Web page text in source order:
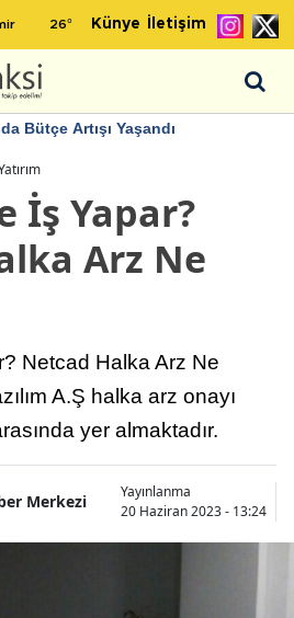
26° Künye İletişim
Bütçe Artışı Yaşandı
İş Yapar?
Arz Ne
Netcad Halka Arz Ne
A.Ş halka arz onayı
yer almaktadır.
Merkezi
Yayınlanma
20 Haziran 2023 - 13:24